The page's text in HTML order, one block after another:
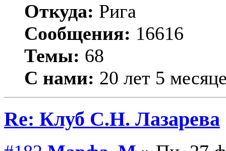
Откуда: Рига
Сообщения: 16616
Темы: 68
С нами: 20 лет 5
Re: Клуб С.Н. Лазарева